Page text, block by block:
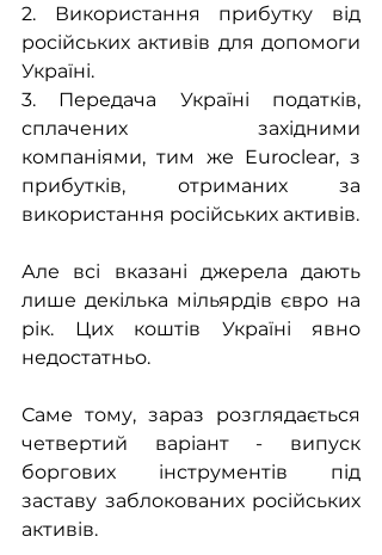
2. Використання прибутку від
російських активів для допомоги
Україні.
3. Передача Україні податків,
сплачених західними
компаніями, тим же Euroclear, з
прибутків, отриманих за
використання російських активів.
Але всі вказані джерела дають
лише декілька мільярдів євро на
рік. Цих коштів Україні явно
недостатньо.
Саме тому, зараз розглядається
четвертий варіант - випуск
боргових інструментів під
заставу заблокованих російських
активів.